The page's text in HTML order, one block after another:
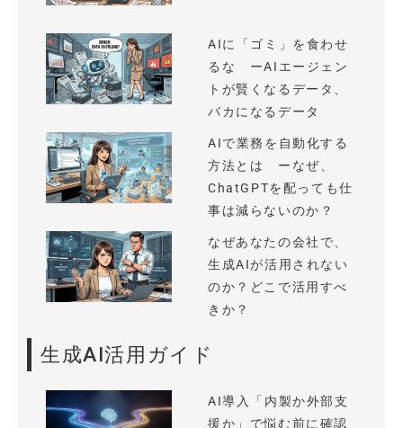
AIに「ゴミ」を食わせ
るな ーAIエージェン
トが賢くなるデータ、
バカになるデータ
AIで業務を自動化する
方法とは ーなぜ、
ChatGPTを配っても仕
事は減らないのか？
なぜあなたの会社で、
生成AIが活用されない
のか？どこで活用すべ
きか？
生成AI活用ガイド
AI導入「内製か外部支
援か」で悩む前に確認